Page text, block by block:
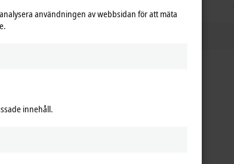
användningen av webbsidan för att mäta
innehåll.